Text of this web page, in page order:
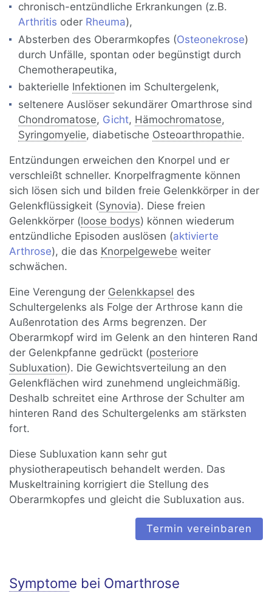
chronisch-entzündliche Erkrankungen (z.B.
Arthritis oder Rheuma),
Absterben des Oberarmkopfes (Osteonekrose)
durch Unfälle, spontan oder begünstigt durch
Chemotherapeutika,
bakterielle Infektionen im Schultergelenk,
seltenere Auslöser sekundärer Omarthrose sind
Chondromatose, Gicht, Hämochromatose,
Syringomyelie, diabetische Osteoarthropathie.
Entzündungen erweichen den Knorpel und er
verschleißt schneller. Knorpelfragmente können
sich lösen sich und bilden freie Gelenkkörper in der
Gelenkflüssigkeit (Synovia). Diese freien
Gelenkkörper (loose bodys) können wiederum
entzündliche Episoden auslösen (aktivierte
Arthrose), die das Knorpelgewebe weiter
schwächen.
Eine Verengung der Gelenkkapsel des
Schultergelenks als Folge der Arthrose kann die
Außenrotation des Arms begrenzen. Der
Oberarmkopf wird im Gelenk an den hinteren Rand
der Gelenkpfanne gedrückt (posteriore
Subluxation). Die Gewichtsverteilung an den
Gelenkflächen wird zunehmend ungleichmäßig.
Deshalb schreitet eine Arthrose der Schulter am
hinteren Rand des Schultergelenks am stärksten
fort.
Diese Subluxation kann sehr gut
physiotherapeutisch behandelt werden. Das
Muskeltraining korrigiert die Stellung des
Oberarmkopfes und gleicht die Subluxation aus.
Termin vereinbaren
Symptome bei Omarthrose